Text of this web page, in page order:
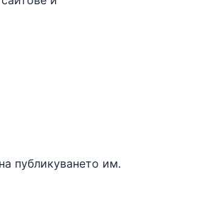
публикуването им.